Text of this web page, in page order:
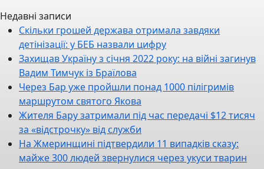
Недавні записи
Скільки грошей держава отримала завдяки
детінізації: у БЕБ назвали цифру
Захищав Україну з січня 2022 року: на війні загинув
Вадим Тимчук із Браїлова
Через Бар уже пройшли понад 1000 пілігримів
маршрутом святого Якова
Жителя Бару затримали під час передачі $12 тисяч
за «відстрочку» від служби
На Жмеринщині підтвердили 11 випадків сказу:
майже 300 людей звернулися через укуси тварин